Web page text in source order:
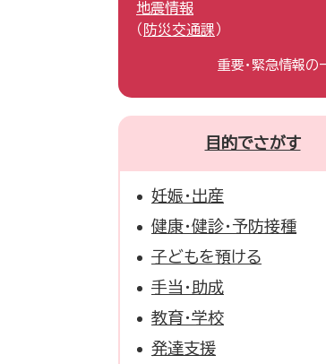
地震情報
防災交通課
重要・緊急情報の
目的でさがす
妊娠・出産
健康・健診・予防接種
子どもを預ける
手当・助成
教育・学校
発達支援